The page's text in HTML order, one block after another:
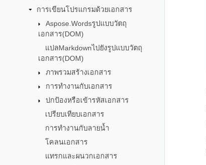
การเขียนโปรแกรมด้วยเอกสาร
Aspose.Wordsรูปแบบวัตถุ
เอกสาร(DOM)
แปลMarkdownไปยังรูปแบบวัตถุ
เอกสาร(DOM)
ภาพรวมสร้างเอกสาร
การทำงานกับเอกสาร
ปกป้องหรือเข้ารหัสเอกสาร
เปรียบเทียบเอกสาร
การทำงานกับลายน้ำ
โคลนเอกสาร
แทรกและผนวกเอกสาร